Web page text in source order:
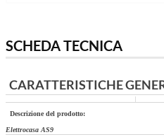
SCHEDA TECNICA
CARATTERISTICHE
Descrizione del prodotto:
Elettrocasa AS9